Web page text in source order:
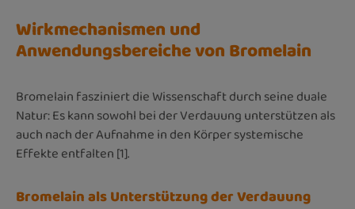
Wirkmechanismen und
Anwendungsbereiche von Bromelain
Bromelain fasziniert die Wissenschaft durch seine duale
Natur: Es kann sowohl bei der Verdauung unterstützen als
auch nach der Aufnahme in den Körper systemische
Effekte entfalten [1].
Bromelain als Unterstützung der Verdauung